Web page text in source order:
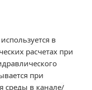
в
расчетах при
при
среды в канале/